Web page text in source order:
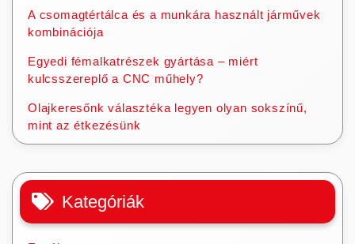
A csomagtértálca és a munkára használt járművek
kombinációja
Egyedi fémalkatrészek gyártása – miért
kulcsszereplő a CNC műhely?
Olajkeresőnk választéka legyen olyan sokszínű,
mint az étkezésünk
Kategóriák